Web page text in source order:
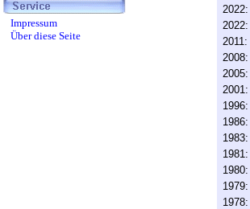
2022:
2022:
2011:
2008:
2005:
2001:
1996:
1986:
1983:
1981:
1980:
1979:
1978:
Impressum
Über diese Seite